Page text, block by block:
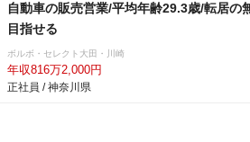
自動車の販売営業/平均年齢29.3歳/転居の
目指せる
ボルボ・セレクト大田・川崎
年収816万2,000円
正社員 / 神奈川県